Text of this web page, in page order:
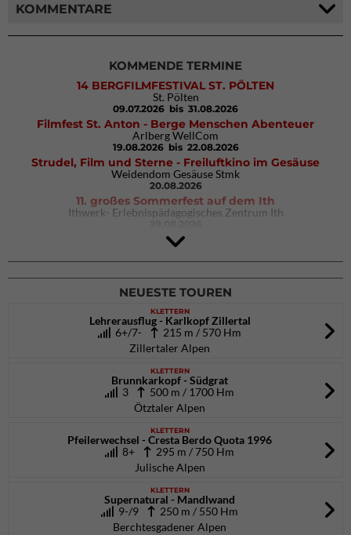
KOMMENTARE
KOMMENDE TERMINE
14 BERGFILMFESTIVAL ST. PÖLTEN
St. Pölten
09.07.2026 bis 31.08.2026
Filmfest St. Anton - Berge Menschen Abenteuer
Arlberg WellCom
19.08.2026 bis 22.08.2026
Strudel, Film und Sterne - Freiluftkino im Gesäuse
Weidendom Gesäuse Stmk
20.08.2026
11. großes Sommerfest auf dem Ith
Ithwerk- Erlebnispädagogisches Zentrum Ith
4Blocs KIDS 2026
DAV Kletter- & Boulderzentrum München Süd (Thalkirchen)
26.09.2026
NEUESTE TOUREN
KLETTERN
Lehrerausflug - Karlkopf Zillertal
6+/7-
215 m / 570 Hm
Zillertaler Alpen
KLETTERN
Brunnkarkopf - Südgrat
3
500 m / 1700 Hm
Ötztaler Alpen
KLETTERN
Pfeilerwechsel - Cresta Berdo Quota 1996
8+
295 m / 750 Hm
Julische Alpen
KLETTERN
Supernatural - Mandlwand
9-/9
250 m / 550 Hm
Berchtesgadener Alpen